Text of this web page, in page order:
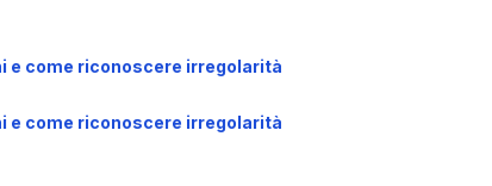
e come riconoscere irregolarità
e come riconoscere irregolarità